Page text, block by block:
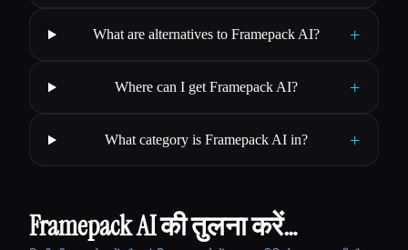
What are alternatives to Framepack AI? +
Where can I get Framepack AI? +
What category is Framepack AI in? +
Framepack AI की तुलना करें…